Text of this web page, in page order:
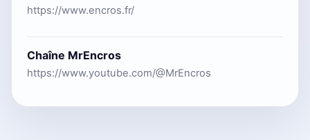
https://www.encros.fr/
Chaîne MrEncros
https://www.youtube.com/@MrEncros